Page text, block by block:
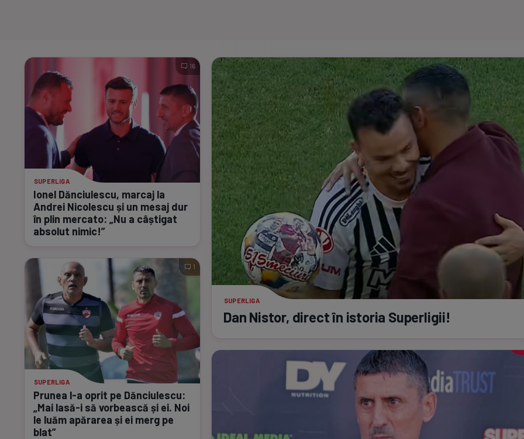
Program TV
SUPERLIGA
Ionel Dănciulescu, marcaj la
Andrei Nicolescu și un mesaj dur
în plin mercato: „Nu a câștigat
absolut nimic!”
16
SUPERLIGA
Prunea l-a oprit pe Dănciulescu:
„Mai lasă-i să vorbească și ei. Noi
le luăm apărarea și ei merg pe
blat”
1
SUPERLIGA
Dan Nistor, direct în istoria Superligii!